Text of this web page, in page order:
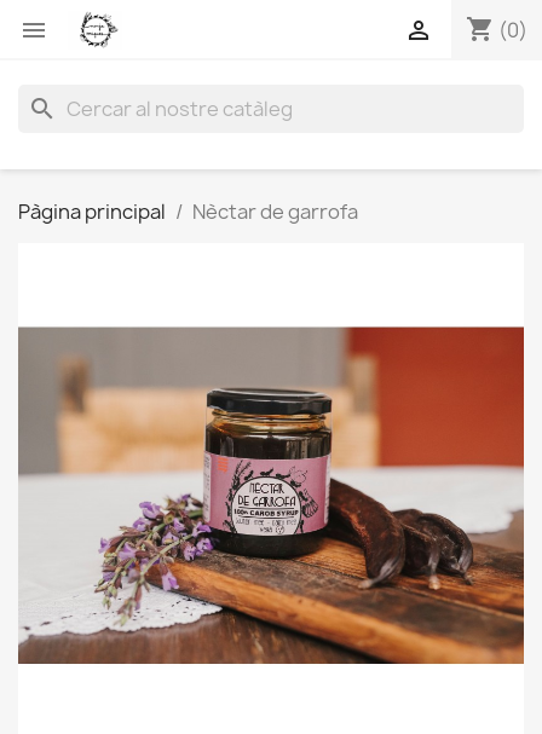
 shopping_cart (0)

search
Pàgina principal Nèctar de garrofa